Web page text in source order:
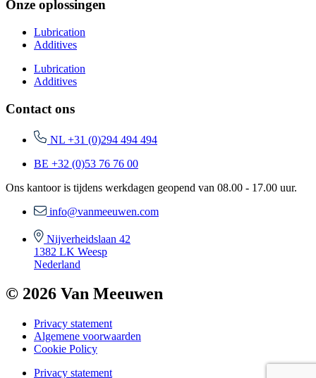
Onze oplossingen
Lubrication
Additives
Lubrication
Additives
Contact ons
NL +31 (0)294 494 494
BE +32 (0)53 76 76 00
Ons kantoor is tijdens werkdagen geopend van 08.00 - 17.00 uur.
info@vanmeeuwen.com
Nijverheidslaan 42
1382 LK Weesp
Nederland
© 2026 Van Meeuwen
Privacy statement
Algemene voorwaarden
Cookie Policy
Privacy statement